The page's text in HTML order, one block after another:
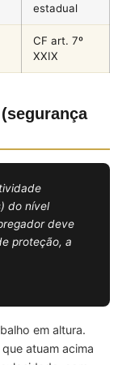
estadual
CF art. 7º
XXIX
do nível
deve
proteção, a
em altura.
atuam acima